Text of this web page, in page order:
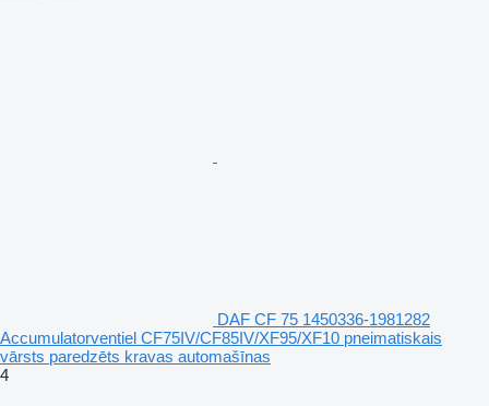
DAF CF 75 1450336-1981282
Accumulatorventiel CF75IV/CF85IV/XF95/XF10 pneimatiskais
vārsts paredzēts kravas automašīnas
4